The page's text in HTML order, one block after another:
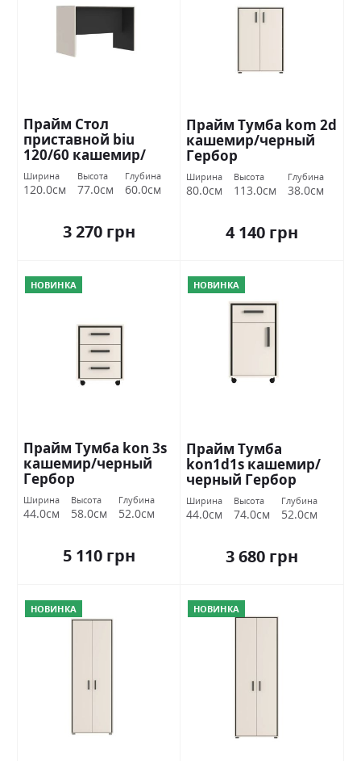
Прайм Стол
приставной biu
120/60 кашемир/
черный Гербор
Ширина
120.0см
Высота
77.0см
Глубина
60.0см
3 270 грн
Прайм Тумба kom 2d
кашемир/черный
Гербор
Ширина
80.0см
Высота
113.0см
Глубина
38.0см
4 140 грн
НОВИНКА
Прайм Тумба kon 3s
кашемир/черный
Гербор
Ширина
44.0см
Высота
58.0см
Глубина
52.0см
5 110 грн
НОВИНКА
Прайм Тумба
kon1d1s кашемир/
черный Гербор
Ширина
44.0см
Высота
74.0см
Глубина
52.0см
3 680 грн
НОВИНКА НОВИНКА